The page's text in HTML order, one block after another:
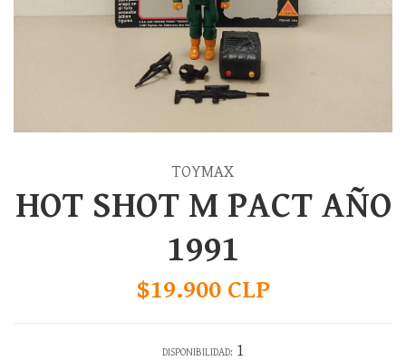
TOYMAX
HOT SHOT M PACT AÑO
1991
$19.900 CLP
DISPONIBILIDAD: 1